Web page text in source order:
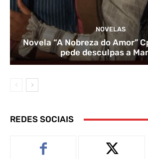
NOVELAS
Novela “A Nobreza do Amor”
pede desculpas a
REDES SOCIAIS